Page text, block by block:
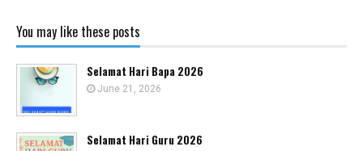
You may like these posts
Selamat Hari Bapa 2026
June 21, 2026
Selamat Hari Guru 2026